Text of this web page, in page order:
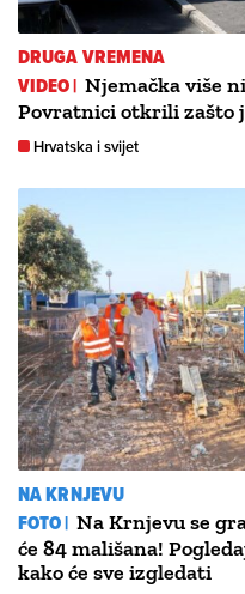
DRUGA VREMENA
VIDEO | Njemačka više
Povratnici otkrili zašto
Hrvatska i svijet
NA KRNJEVU
FOTO | Na Krnjevu se
će 84 mališana!
kako će sve izgledati